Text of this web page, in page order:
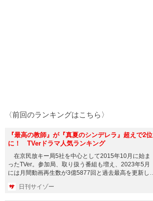
〈前回のランキングはこちら〉
『最高の教師』が『真夏のシンデレラ』超えで2位
に！ TVerドラマ人気ランキング
在京民放キー局5社を中心として2015年10月に始ま
ったTVer。参加局、取り扱う番組も増え、2023年5月
には月間動画再生数が3億5877回と過去最高を更新し、
日刊サイゾー